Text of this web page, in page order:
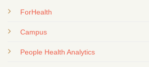
ForHealth
Campus
People Health Analytics